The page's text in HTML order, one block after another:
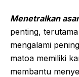
Menetralkan
penting,
mengalami
matoa memiliki
membantu